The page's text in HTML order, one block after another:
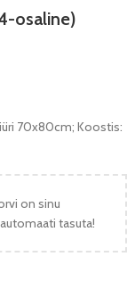
osaline)
70x80cm; Koostis:
on sinu
tasuta!